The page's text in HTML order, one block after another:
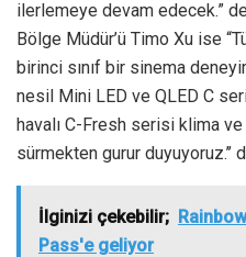
ilerlemeye devam edecek.”
Bölge Müdür’ü Timo Xu ise
birinci sınıf bir sinema
nesil Mini LED ve QLED C
havalı C-Fresh serisi klima
sürmekten gurur duyuyoruz.’’
İlginizi çekebilir;
Pass'e geliyor